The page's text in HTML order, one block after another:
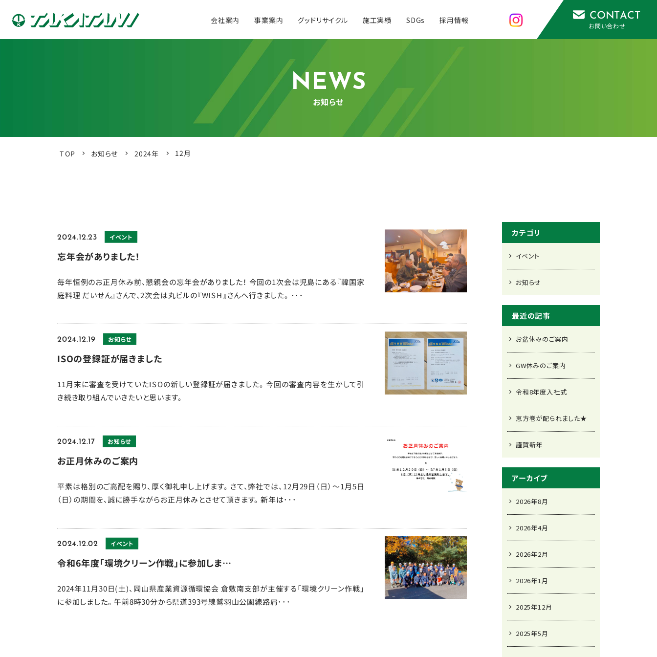
会社案内 事業案内 グッドリサイクル 施工実績 SDGs 採用情報 CONTACT
お問い合わせ
NEWS
お知らせ
TOP お知らせ 2024年 12月
2024.12.23 イベント
忘年会がありました！
毎年恒例のお正月休み前、懇親会の忘年会がありました！ 今回の1次会は児島にある『韓国家
庭料理 だいせん』さんで、2次会は丸ビルの『WISH』さんへ行きました。 ･･･
2024.12.19 お知らせ
ISOの登録証が届きました
11月末に審査を受けていたISOの新しい登録証が届きました。 今回の審査内容を生かして引
き続き取り組んでいきたいと思います。
2024.12.17 お知らせ
お正月休みのご案内
平素は格別のご高配を賜り、厚く御礼申し上げます。 さて、弊社では、12月29日（日）～1月5日
（日）の期間を、誠に勝手ながらお正月休みとさせて頂きます。 新年は･･･
2024.12.02 イベント
令和6年度「環境クリーン作戦」に参加しま…
2024年11月30日(土)、岡山県産業資源循環協会 倉敷南支部が主催する「環境クリーン作戦」
に参加しました。 午前8時30分から県道393号線鷲羽山公園線路肩･･･
カテゴリ
イベント
お知らせ
最近の記事
お盆休みのご案内
GW休みのご案内
令和8年度入社式
恵方巻が配られました★
謹賀新年
アーカイブ
2026年8月
2026年4月
2026年2月
2026年1月
2025年12月
2025年5月